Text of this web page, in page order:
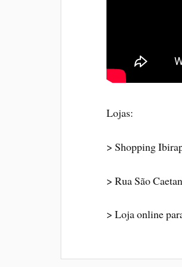
Lojas:
> Shopping
> Rua São
> Loja online